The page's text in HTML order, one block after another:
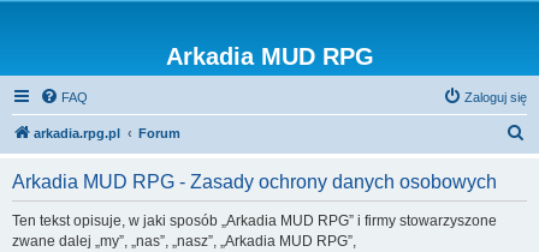
Arkadia MUD RPG
FAQ Zaloguj się
arkadia.rpg.pl Forum
Arkadia MUD RPG - Zasady ochrony danych osobowych
Ten tekst opisuje, w jaki sposób „Arkadia MUD RPG” i firmy stowarzyszone
zwane dalej „my”, „nas”, „nasz”, „Arkadia MUD RPG”,